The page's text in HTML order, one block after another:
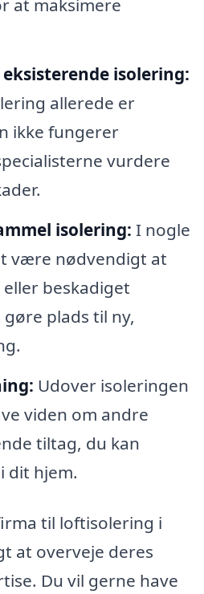
at maksimere
isolering:
allerede er
ikke fungerer
vurdere
isolering: I nogle
være nødvendigt at
beskadiget
plads til ny,
Udover isoleringen
viden om andre
tiltag, du kan
dit hjem.
til loftisolering i
at overveje deres
Du vil gerne have